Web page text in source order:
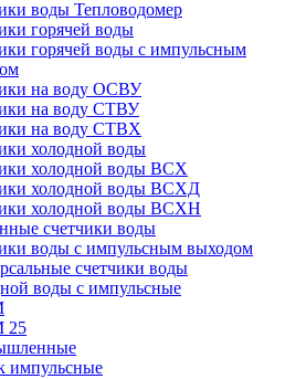
воды Тепловодомер
горячей воды
горячей воды с импульсным
на воду ОСВУ
на воду СТВУ
на воду СТВХ
холодной воды
холодной воды ВСХ
холодной воды ВСХД
холодной воды ВСХН
счетчики воды
воды с импульсным выходом
счетчики воды
воды с импульсные
25
импульсные